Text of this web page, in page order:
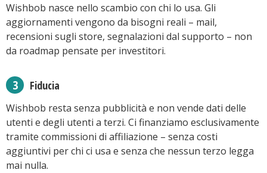
Wishbob nasce nello scambio con chi lo usa. Gli
aggiornamenti vengono da bisogni reali – mail,
recensioni sugli store, segnalazioni dal supporto – non
da roadmap pensate per investitori.
Fiducia
Wishbob resta senza pubblicità e non vende dati delle
utenti e degli utenti a terzi. Ci finanziamo esclusivamente
tramite commissioni di affiliazione – senza costi
aggiuntivi per chi ci usa e senza che nessun terzo legga
mai nulla.